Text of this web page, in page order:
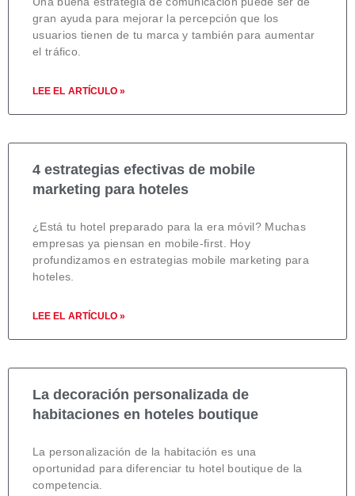
gran ayuda para mejorar la percepción que los
usuarios tienen de tu marca y también para aumentar
el tráfico.
LEE EL ARTÍCULO »
4 estrategias efectivas de mobile
marketing para hoteles
¿Está tu hotel preparado para la era móvil? Muchas
empresas ya piensan en mobile-first. Hoy
profundizamos en estrategias mobile marketing para
hoteles.
LEE EL ARTÍCULO »
La decoración personalizada de
habitaciones en hoteles boutique
La personalización de la habitación es una
oportunidad para diferenciar tu hotel boutique de la
competencia.